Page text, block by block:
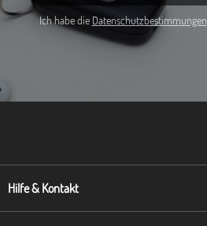
Ich habe die Datenschutzbestimmungen
Hilfe & Kontakt